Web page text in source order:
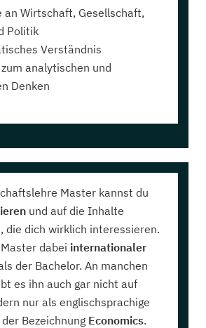
an Wirtschaft, Gesellschaft,
Politik
Verständnis
analytischen und
Denken
Master kannst du
und auf die Inhalte
die dich wirklich interessieren.
dabei internationaler
der Bachelor. An manchen
es ihn auch gar nicht auf
nur als englischsprachige
Bezeichnung Economics.